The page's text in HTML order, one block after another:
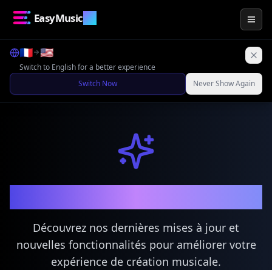
EasyMusic.AI
🇫🇷 🇺🇸
Switch to English for a better experience
Switch Now
Never Show Again
Découvrez nos dernières mises à jour et
nouvelles fonctionnalités pour améliorer votre
expérience de création musicale.